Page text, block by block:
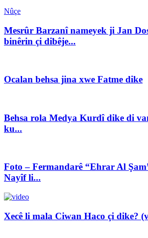
Nûçe
Mesrûr Barzanî nameyek ji Jan
binêrin çi dibêje...
Ocalan behsa jina xwe Fatme dike
Behsa rola Medya Kurdî dike di
ku...
Foto – Fermandarê “Ehrar Al
Nayîf li...
Xecê li mala Ciwan Haco çi dike?